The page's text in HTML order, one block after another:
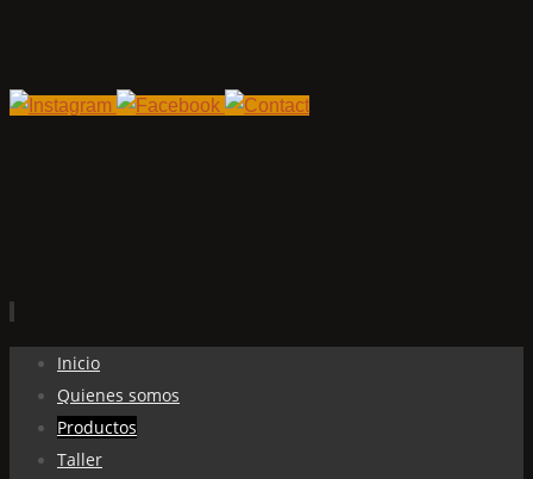
contenido
Inicio
Quienes somos
Productos
Taller